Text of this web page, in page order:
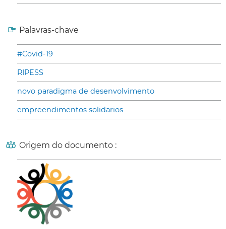
Palavras-chave
#Covid-19
RIPESS
novo paradigma de desenvolvimento
empreendimentos solidarios
Origem do documento :